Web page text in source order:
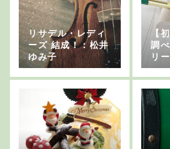
リサデル・レディ
ーズ 結成！：松井
ゆみ子
【
調
リ
テ
ル
を
る笛